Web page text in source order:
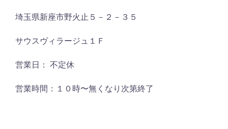
埼玉県新座市野火止５－２－３５
サウスヴィラージュ１Ｆ
営業日： 不定休
営業時間：１０時〜無くなり次第終了